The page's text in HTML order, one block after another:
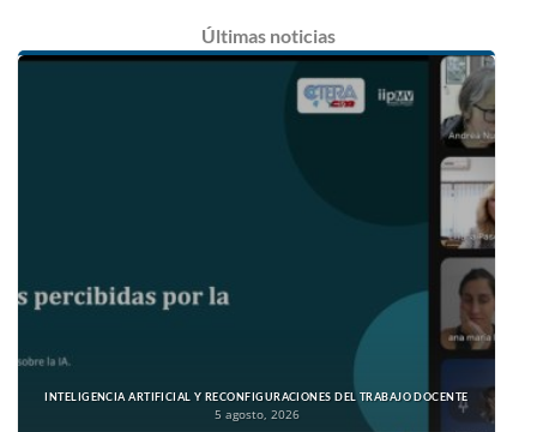
Últimas noticias
INTELIGENCIA ARTIFICIAL Y RECONFIGURACIONES DEL TRABAJO DOCENTE
5 agosto, 2026